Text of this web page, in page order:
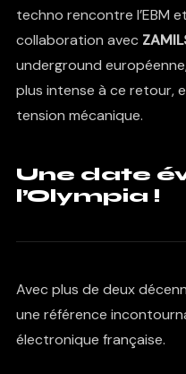
techno rencontre l’EBM
collaboration avec
underground
plus intense à ce retour,
tension mécanique.
Une date
l’Olympia !
Avec plus de deux
une référence
électronique française.